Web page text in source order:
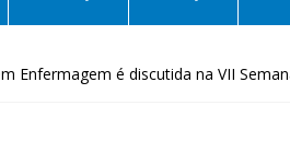
Enfermagem é discutida na VII